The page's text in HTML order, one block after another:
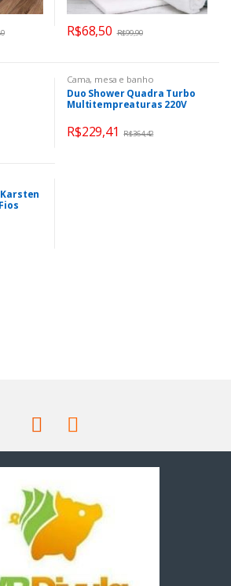
R$68,50 R$99,90
e
Cama, mesa e banho
Duo Shower Quadra Turbo
Multitempreaturas 220V
Branco, Pequeno
R$229,41 R$364,42
Karsten